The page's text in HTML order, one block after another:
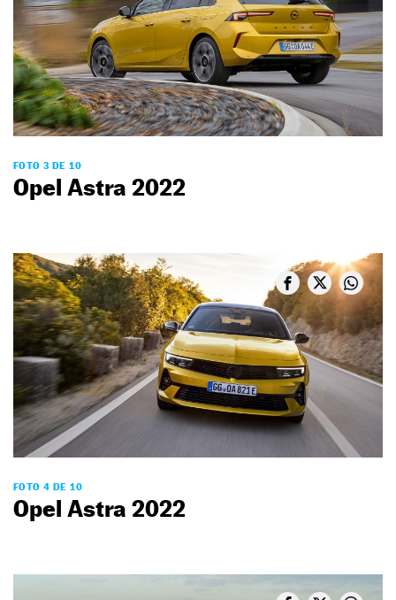
FOTO 3 DE 10
Opel Astra 2022
FOTO 4 DE 10
Opel Astra 2022